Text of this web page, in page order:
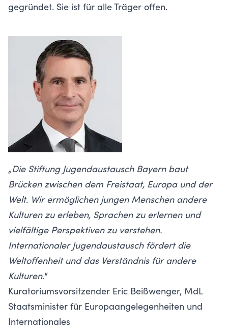
gegründet. Sie ist für alle Träger offen.
„Die Stiftung Jugendaustausch Bayern baut
Brücken zwischen dem Freistaat, Europa und der
Welt. Wir ermöglichen jungen Menschen andere
Kulturen zu erleben, Sprachen zu erlernen und
vielfältige Perspektiven zu verstehen.
Internationaler Jugendaustausch fördert die
Weltoffenheit und das Verständnis für andere
Kulturen."
Kuratoriumsvorsitzender Eric Beißwenger, MdL
Staatsminister für Europaangelegenheiten und
Internationales